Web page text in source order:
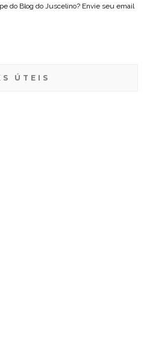
do Blog do Juscelino? Envie seu email
ÚTEIS